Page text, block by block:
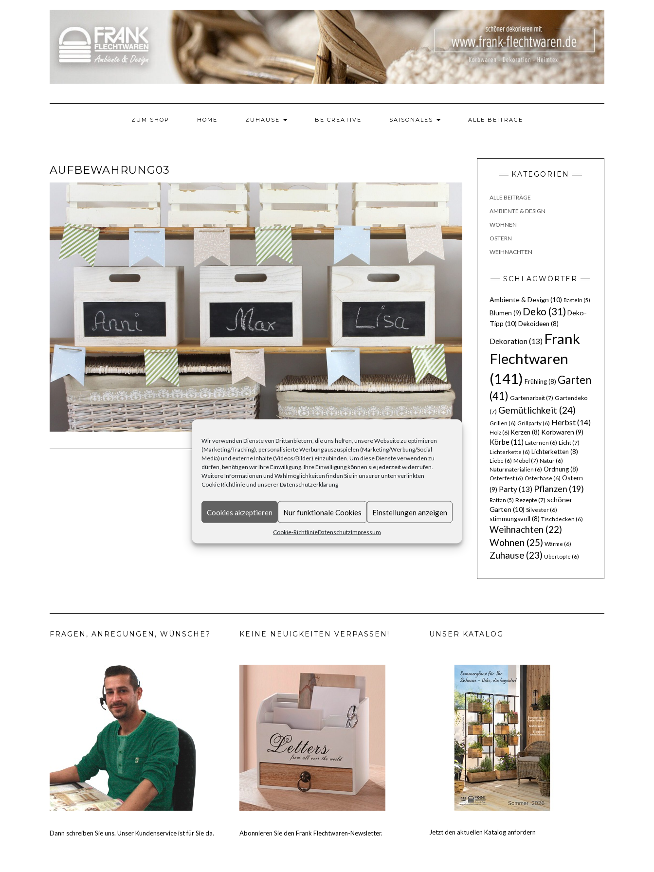
Wir verwenden Dienste von Drittanbietern, die uns helfen, unsere Webseite zu optimieren
(Marketing/Tracking), personalisierte Werbung auszuspielen (Marketing/Werbung/Social
Media) und externe Inhalte (Videos/Bilder) einzubinden. Um diese Dienste verwenden zu
dürfen, benötigen wir Ihre Einwilligung. Ihre Einwilligung können sie jederzeit widerrufen.
Weitere Informationen und Wahlmöglichkeiten finden Sie in unserer unten verlinkten
Cookie Richtlinie und unserer Datenschutzerklärung
Cookies akzeptieren Nur funktionale Cookies Einstellungen anzeigen
Cookie-RichtlinieDatenschutzImpressum
ZUM SHOP HOME ZUHAUSE BE CREATIVE SAISONALES ALLE BEITRÄGE
AUFBEWAHRUNG03
NEXT IMAGE
KATEGORIEN
ALLE BEITRÄGE
AMBIENTE & DESIGN
WOHNEN
OSTERN
WEIHNACHTEN
SCHLAGWÖRTER
Ambiente & Design (10) Basteln (5)
Blumen (9) Deko (31) Deko-
Tipp (10) Dekoideen (8)
Dekoration(13) Frank
Flechtwaren
(141) Frühling(8) Garten
(41) Gartenarbeit(7) Gartendeko
(7) Gemütlichkeit (24)
Grillen (6) Grillparty(6) Herbst(14)
Holz(6) Kerzen (8) Korbwaren (9)
Körbe(11) Laternen (6) Licht(7)
Lichterkette (6) Lichterketten (8)
Liebe (6) Möbel (7) Natur(6)
Naturmaterialien (6) Ordnung(8)
Osterfest(6) Osterhase (6) Ostern
(9) Party(13) Pflanzen (19)
Rattan (5) Rezepte(7) schöner
Garten (10) Silvester(6)
stimmungsvoll (8) Tischdecken (6)
Weihnachten (22)
Wohnen (25) Wärme (6)
Zuhause(23) Übertöpfe (6)
FRAGEN, ANREGUNGEN, WÜNSCHE?
Dann schreiben Sie uns. Unser Kundenservice ist für Sie da.
KEINE NEUIGKEITEN VERPASSEN!
Abonnieren Sie den Frank Flechtwaren-Newsletter.
UNSER KATALOG
Jetzt den aktuellen Katalog anfordern